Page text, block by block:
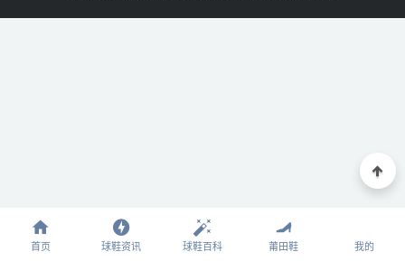
首页 球鞋资讯 球鞋百科 莆田鞋 我的